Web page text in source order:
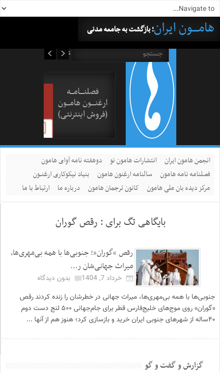
هامــــون ایران؛ بازگشت به جامعه مدنی
فصلنــــامـــه
ارغنــــون هامـــون
(فروش اینترنتی)
انجمن هامون ایران انتشارات هامون نو
دوهفته نامه آوای هامون
فصلنامه نامه هامون
سالنامه ارغنون هامون
بنیاد نیکوکاری ارغنــون
مرکز دیده بان ملی هامون
کانون ترجمان هامون درباره ما ارتباط با ما
بایگاهی تگ برای : رقص گوران
رقص “گوران”؛ جنوبی‌ها با همه بی‌مهری‌ها،
میراث جهانی‌شان ر...
خرداد 7, 1404
بدون دیدگاه
جنوبی‌ها با همه بی‌مهری‌ها، میراث جهانی‌ در خطرشان را زنده کردند رقص
«گوران» روی موج‌های خلیج‌فارس قطر برای جام‌جهانی ۵۰۰ لنج دست دوم
۴۰ساله از شهرهای جنوبی ایران خرید و بازسازی کرد؛ هنوز هم از آنها ...
گزارش و گفت و گو